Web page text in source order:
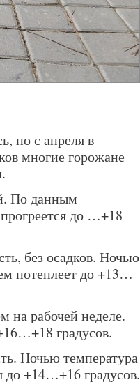
но с апреля в
многие горожане
По данным
до …+18
без осадков. Ночью
потеплеет до +13…
на рабочей неделе.
градусов.
Ночью температура
до +14…+16 градусов.